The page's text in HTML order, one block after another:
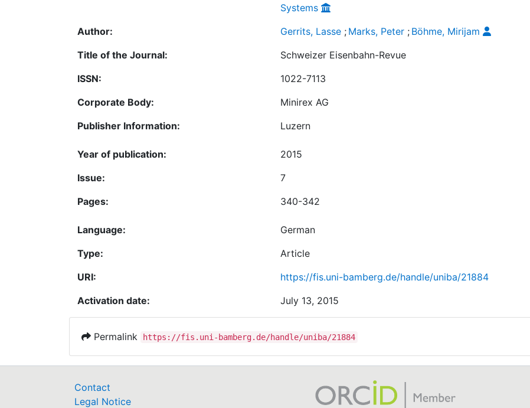
Systems
Author:
Gerrits, Lasse ; Marks, Peter ; Böhme, Mirijam
Title of the Journal:
Schweizer Eisenbahn-Revue
ISSN:
1022-7113
Corporate Body:
Minirex AG
Publisher Information:
Luzern
Year of publication:
2015
Issue:
7
Pages:
340-342
Language:
German
Type:
Article
URI:
https://fis.uni-bamberg.de/handle/uniba/21884
Activation date:
July 13, 2015
Permalink https://fis.uni-bamberg.de/handle/uniba/21884
Contact
Legal Notice